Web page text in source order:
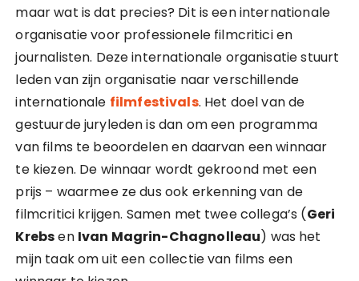
maar wat is dat precies? Dit is een internationale
organisatie voor professionele filmcritici en
journalisten. Deze internationale organisatie stuurt
leden van zijn organisatie naar verschillende
internationale filmfestivals. Het doel van de
gestuurde juryleden is dan om een programma
van films te beoordelen en daarvan een winnaar
te kiezen. De winnaar wordt gekroond met een
prijs – waarmee ze dus ook erkenning van de
filmcritici krijgen. Samen met twee collega’s (Geri
Krebsen Ivan Magrin-Chagnolleau) was het
mijn taak om uit een collectie van films een